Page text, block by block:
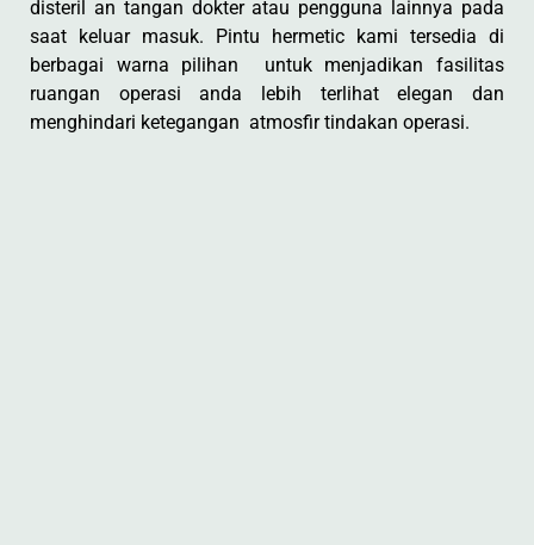
disteril an tangan dokter atau pengguna lainnya pada
saat keluar masuk. Pintu hermetic kami tersedia di
berbagai warna pilihan untuk menjadikan fasilitas
ruangan operasi anda lebih terlihat elegan dan
menghindari ketegangan atmosfir tindakan operasi.